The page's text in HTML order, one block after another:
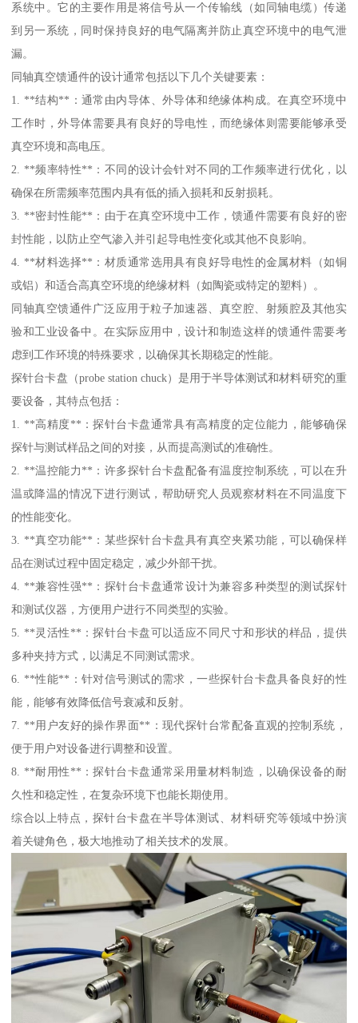
系统中。它的主要作用是将信号从一个传输线（如同轴电缆）传递
到另一系统，同时保持良好的电气隔离并防止真空环境中的电气泄
漏。
同轴真空馈通件的设计通常包括以下几个关键要素：
1. **结构**：通常由内导体、外导体和绝缘体构成。在真空环境中
工作时，外导体需要具有良好的导电性，而绝缘体则需要能够承受
真空环境和高电压。
2. **频率特性**：不同的设计会针对不同的工作频率进行优化，以
确保在所需频率范围内具有低的插入损耗和反射损耗。
3. **密封性能**：由于在真空环境中工作，馈通件需要有良好的密
封性能，以防止空气渗入并引起导电性变化或其他不良影响。
4. **材料选择**：材质通常选用具有良好导电性的金属材料（如铜
或铝）和适合高真空环境的绝缘材料（如陶瓷或特定的塑料）。
同轴真空馈通件广泛应用于粒子加速器、真空腔、射频腔及其他实
验和工业设备中。在实际应用中，设计和制造这样的馈通件需要考
虑到工作环境的特殊要求，以确保其长期稳定的性能。
探针台卡盘（probe station chuck）是用于半导体测试和材料研究的重
要设备，其特点包括：
1. **高精度**：探针台卡盘通常具有高精度的定位能力，能够确保
探针与测试样品之间的对接，从而提高测试的准确性。
2. **温控能力**：许多探针台卡盘配备有温度控制系统，可以在升
温或降温的情况下进行测试，帮助研究人员观察材料在不同温度下
的性能变化。
3. **真空功能**：某些探针台卡盘具有真空夹紧功能，可以确保样
品在测试过程中固定稳定，减少外部干扰。
4. **兼容性强**：探针台卡盘通常设计为兼容多种类型的测试探针
和测试仪器，方便用户进行不同类型的实验。
5. **灵活性**：探针台卡盘可以适应不同尺寸和形状的样品，提供
多种夹持方式，以满足不同测试需求。
6. **性能**：针对信号测试的需求，一些探针台卡盘具备良好的性
能，能够有效降低信号衰减和反射。
7. **用户友好的操作界面**：现代探针台常配备直观的控制系统，
便于用户对设备进行调整和设置。
8. **耐用性**：探针台卡盘通常采用量材料制造，以确保设备的耐
久性和稳定性，在复杂环境下也能长期使用。
综合以上特点，探针台卡盘在半导体测试、材料研究等领域中扮演
着关键角色，极大地推动了相关技术的发展。